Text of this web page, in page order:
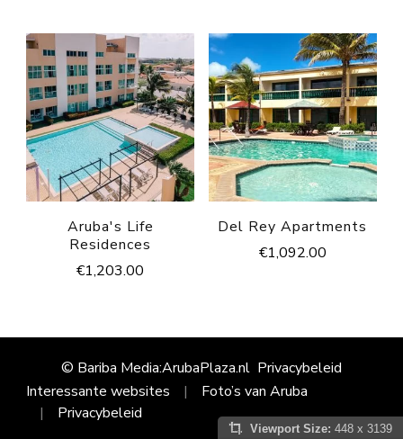
Aruba's Life
Residences
€1,203.00
Del Rey Apartments
€1,092.00
© Bariba Media:ArubaPlaza.nl Privacybeleid
Interessante websites
Foto’s van Aruba
Privacybeleid
Viewport Size: 448 x 3139